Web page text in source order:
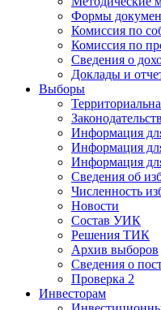
Формы
Комиссия по
Комиссия по
Сведения о
Доклады и
Выборы
Информация
Информация
Информация
Сведения об
Численность
Новости
Состав УИК
Решения ТИК
Архив выборов
Сведения о
Проверка 2
Инвесторам